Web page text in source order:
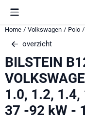
Cookievoorkeuren zijn
Home / Volkswagen / Polo /
overzicht
BILSTEIN
1.0, 1.2, 1.4,
37 -92 kW -